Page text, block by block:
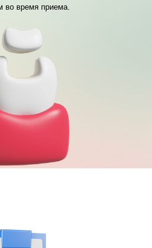
во время приема.